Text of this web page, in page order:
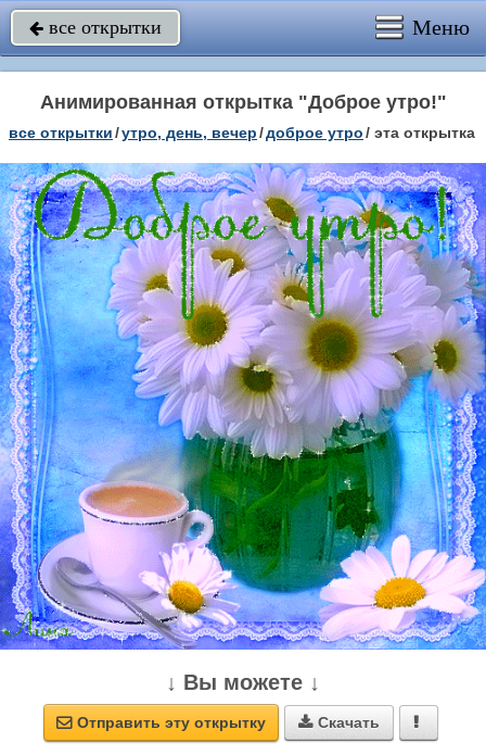
 все открытки Меню
Анимированная открытка "Доброе утро!"
все открытки/утро, день, вечер/доброе утро/ эта открытка
↓ Вы можете ↓
 Отправить эту открытку  Скачать 